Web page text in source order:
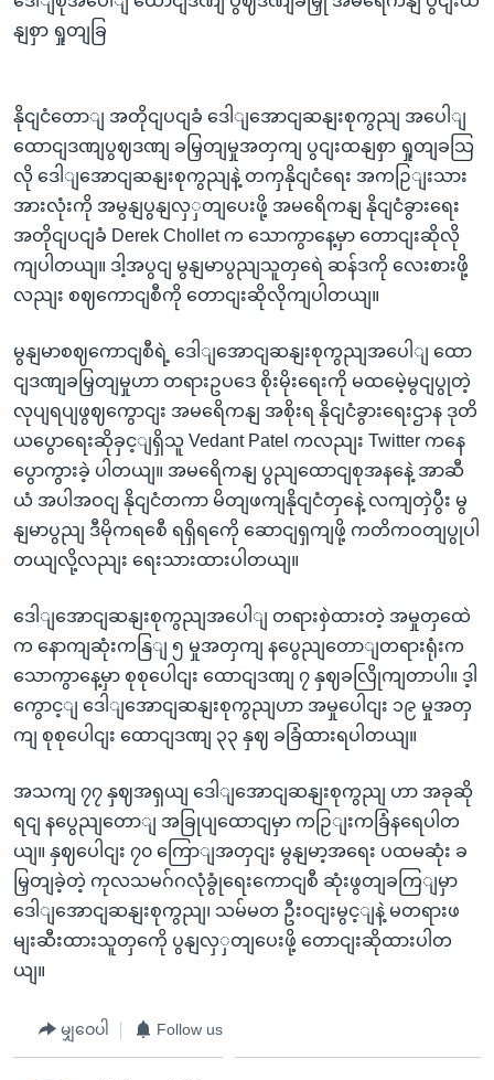
နျစှာ ရှုတျခြ
နိုငျငံတောျ အတိုငျပငျခံ ဒေါျအောငျဆနျးစုကွညျ အပေါျ
ထောငျဒဏျပွဈဒဏျ ခမြှတျမှုအတှကျ ပွငျးထနျစှာ ရှုတျခသြ
လို ဒေါျအောငျဆနျးစုကွညျနဲ့ တကှနိုငျငံရေး အကဉြျးသား
အားလုံးကို အမွနျပွနျလှှတျပေးဖို့ အမရေိကနျ နိုငျငံခွားရေး
အတိုငျပငျခံ Derek Chollet က သောကွာနေ့မှာ တောငျးဆိုလို
ကျပါတယျ။ ဒါ့အပွငျ မွနျမာပွညျသူတှရေဲ ဆန်ဒကို လေးစားဖို့
လညျး စဈကောငျစီကို တောငျးဆိုလိုကျပါတယျ။
မွနျမာစဈကောငျစီရဲ့ ဒေါျအောငျဆနျးစုကွညျအပေါျ ထော
ငျဒဏျခမြှတျမှုဟာ တရားဥပဒေ စိုးမိုးရေးကို မထမေဲ့မွငျပွုတဲ့
လုပျရပျဖွဈကွောငျး အမရေိကနျ အစိုးရ နိုငျငံခွားရေးဌာန ဒုတိ
ယပွောရေးဆိုခှင့ျရှိသူ Vedant Patel ကလညျး Twitter ကနေ
ပွောကွားခဲ့ ပါတယျ။ အမရေိကနျ ပွညျထောငျစုအနနေဲ့ အာဆီ
ယံ အပါအဝငျ နိုငျငံတကာ မိတျဖကျနိုငျငံတှနေဲ့ လကျတှဲပွီး မွ
နျမာပွညျ ဒီမိုကရစေီ ရရှိရကေို ဆောငျရှကျဖို့ ကတိကဝတျပွုပါ
တယျလို့လညျး ရေးသားထားပါတယျ။
ဒေါျအောငျဆနျးစုကွညျအပေါျ တရားစှဲထားတဲ့ အမှုတှထေဲ
က နောကျဆုံးကနြျ ၅ မှုအတှကျ နပွေညျတောျတရားရုံးက
သောကွာနေ့မှာ စုစုပေါငျး ထောငျဒဏျ ၇ နှဈခလြိုကျတာပါ။ ဒ့ါ
ကွောင့ျ ဒေါျအောငျဆနျးစုကွညျဟာ အမှုပေါငျး ၁၉ မှုအတှ
ကျ စုစုပေါငျး ထောငျဒဏျ ၃၃ နှဈ ခခြံထားရပါတယျ။
အသကျ ၇၇ နှဈအရှယျ ဒေါျအောငျဆနျးစုကွညျ ဟာ အခုဆို
ရငျ နပွေညျတောျ အခြုပျထောငျမှာ ကဉြျးကခြံနရေပါတ
ယျ။ နှဈပေါငျး ၇၀ ကြောျအတှငျး မွနျမာ့အရေး ပထမဆုံး ခ
မြှတျခဲ့တဲ့ ကုလသမဂ်ဂလုံခွုံရေးကောငျစီ ဆုံးဖွတျခကြျမှာ
ဒေါျအောငျဆနျးစုကွညျ၊ သမ်မတ ဦးဝငျးမွင့ျနဲ့ မတရားဖ
မျးဆီးထားသူတှကေို ပွနျလှှတျပေးဖို့ တောငျးဆိုထားပါတ
ယျ။
မျှဝေပါ Follow us